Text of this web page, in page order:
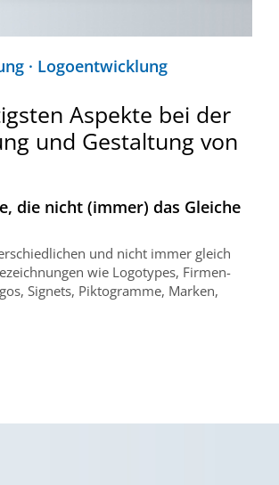
· Logoentwicklung
Aspekte bei der
und Gestaltung von
die nicht (immer) das Gleiche
und nicht immer gleich
wie Logotypes, Firmen-
Signets, Piktogramme, Marken,